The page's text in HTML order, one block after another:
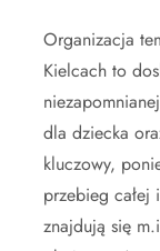
Organizacja
Kielcach to
dla dziecka
kluczowy,
przebieg
znajdują się